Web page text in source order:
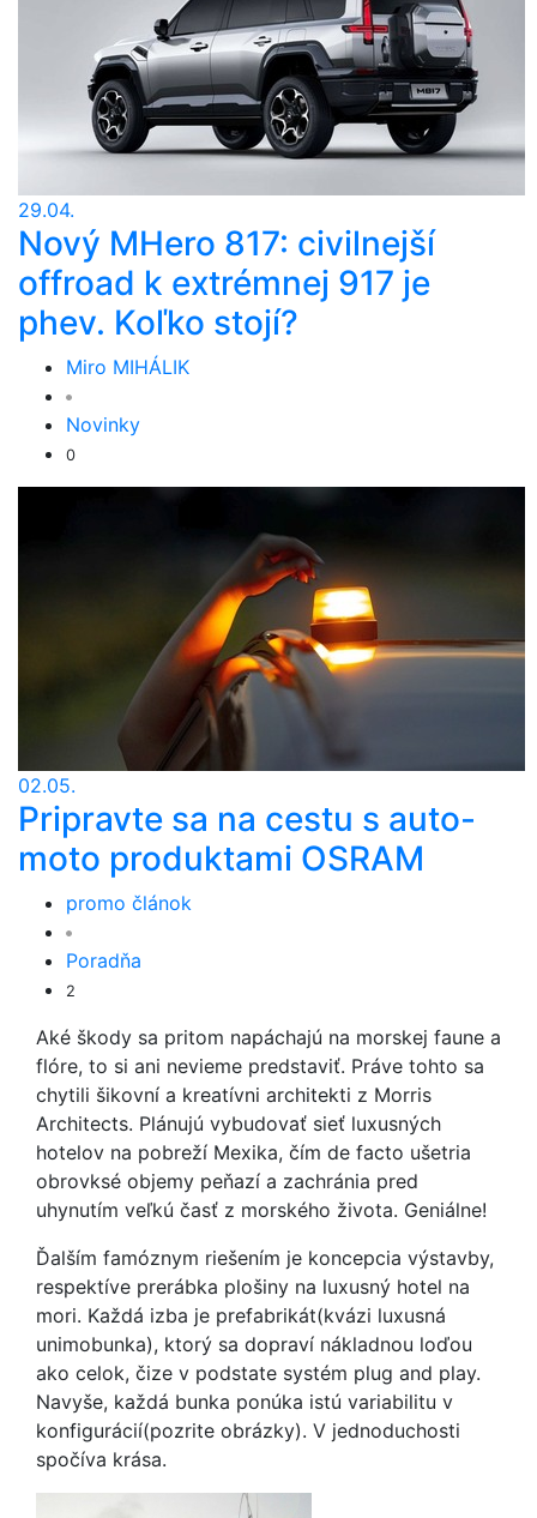
29.04.
Nový MHero 817: civilnejší
offroad k extrémnej 917 je
phev. Koľko stojí?
Miro MIHÁLIK
Novinky
0
02.05.
Pripravte sa na cestu s auto-
moto produktami OSRAM
promo článok
Poradňa
2
Aké škody sa pritom napáchajú na morskej faune a
flóre, to si ani nevieme predstaviť. Práve tohto sa
chytili šikovní a kreatívni architekti z Morris
Architects. Plánujú vybudovať sieť luxusných
hotelov na pobreží Mexika, čím de facto ušetria
obrovksé objemy peňazí a zachránia pred
uhynutím veľkú časť z morského života. Geniálne!
Ďalším famóznym riešením je koncepcia výstavby,
respektíve prerábka plošiny na luxusný hotel na
mori. Každá izba je prefabrikát(kvázi luxusná
unimobunka), ktorý sa dopraví nákladnou loďou
ako celok, čize v podstate systém plug and play.
Navyše, každá bunka ponúka istú variabilitu v
konfigurácií(pozrite obrázky). V jednoduchosti
spočíva krása.